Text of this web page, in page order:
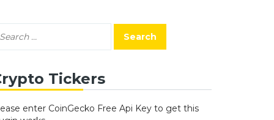
Tickers
enter CoinGecko Free Api Key to get this